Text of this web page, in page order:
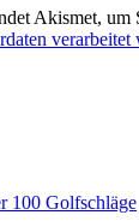
Akismet, um
verarbeitet
100 Golfschläge